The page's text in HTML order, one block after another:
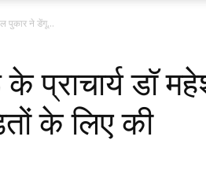
पुकार ने डेंगू...
प्राचार्य डॉ
के लिए की